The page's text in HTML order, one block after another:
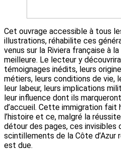
Cet ouvrage accessible à tous
illustrations, réhabilite ces
venus sur la Riviera française à
meilleure. Le lecteur y
témoignages inédits, leurs
métiers, leurs conditions de vie,
leur labeur, leurs implications
leur influence dont ils
d’accueil. Cette immigration fait
l’histoire et ce, malgré la
détour des pages, ces
scintillements de la Côte d’Azur
est due.